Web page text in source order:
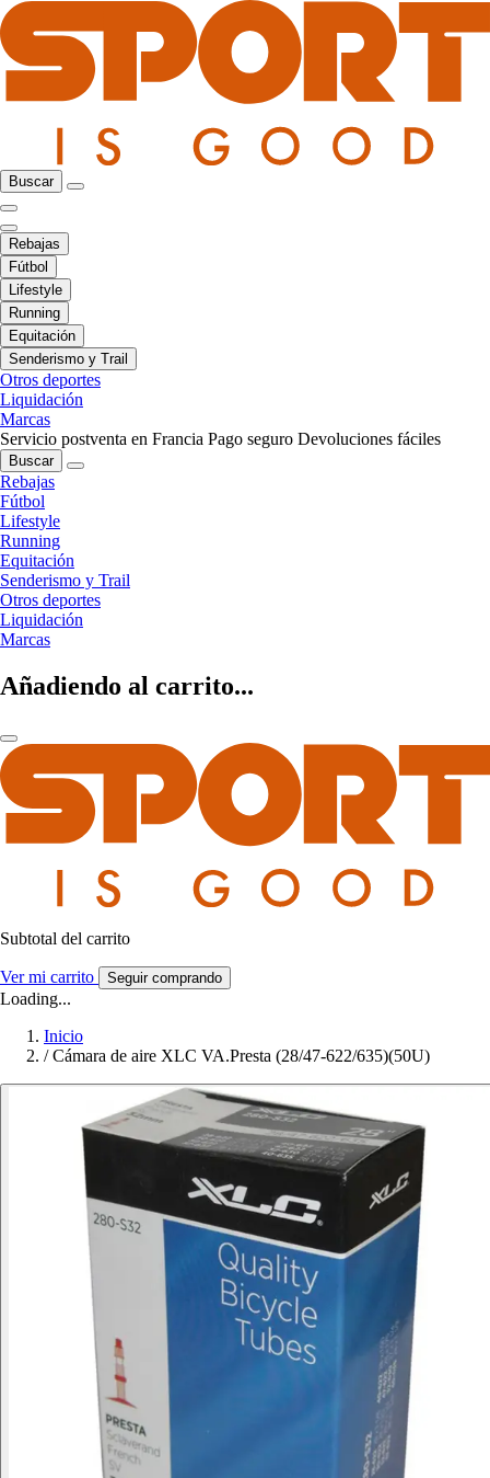
Buscar
Rebajas
Fútbol
Lifestyle
Running
Equitación
Senderismo y Trail
Otros deportes
Liquidación
Marcas
Servicio postventa en Francia Pago seguro Devoluciones fáciles
Buscar
Rebajas
Fútbol
Lifestyle
Running
Equitación
Senderismo y Trail
Otros deportes
Liquidación
Marcas
Añadiendo al carrito...
Subtotal del carrito
Ver mi carrito Seguir comprando
Loading...
Inicio
/ Cámara de aire XLC VA.Presta (28/47-622/635)(50U)